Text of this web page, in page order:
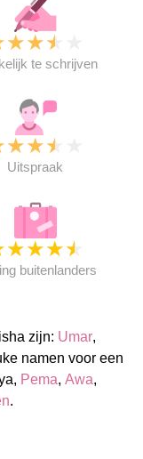
★★★
te schrijven
★★★
Uitspraak
★★★★
buitenlanders
zijn: Umar,
namen voor een
Pema, Awa,
.